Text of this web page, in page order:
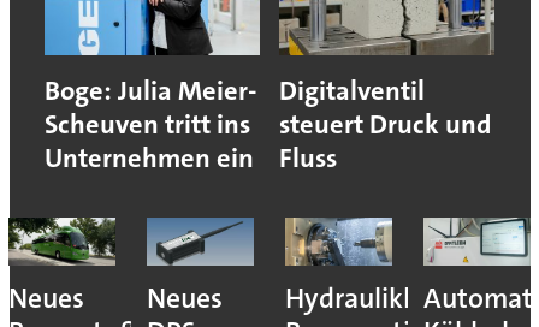
Boge: Julia Meier-
Scheuven tritt ins
Unternehmen ein
Digitalventil
steuert Druck und
Fluss
Neues
Neues
Hydraulikhersteller